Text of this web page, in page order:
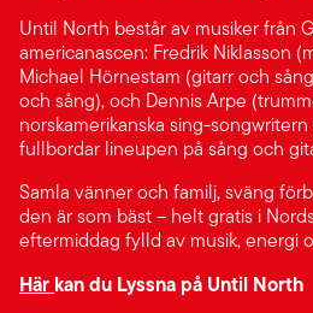
Until North består av musiker från
americanascen: Fredrik Niklasson
Michael Hörnestam (gitarr och
och sång), och Dennis Arpe
norskamerikanska sing-
fullbordar lineupen på sång och
Samla vänner och familj, sväng
den är som bäst – helt gratis i
eftermiddag fylld av musik, energi
Här kan du Lyssna på Until North